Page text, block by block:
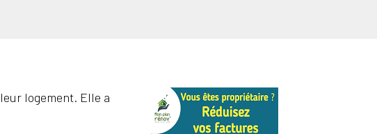
logement. Elle a